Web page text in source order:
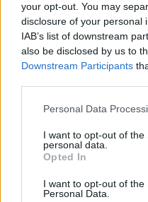
your opt-out. You may
disclosure of your personal
IAB’s list of downstream
also be disclosed by us to
Downstream Participants
Personal Data
I want to opt-out of the
personal data.
Opted In
I want to opt-out of the
Personal Data.